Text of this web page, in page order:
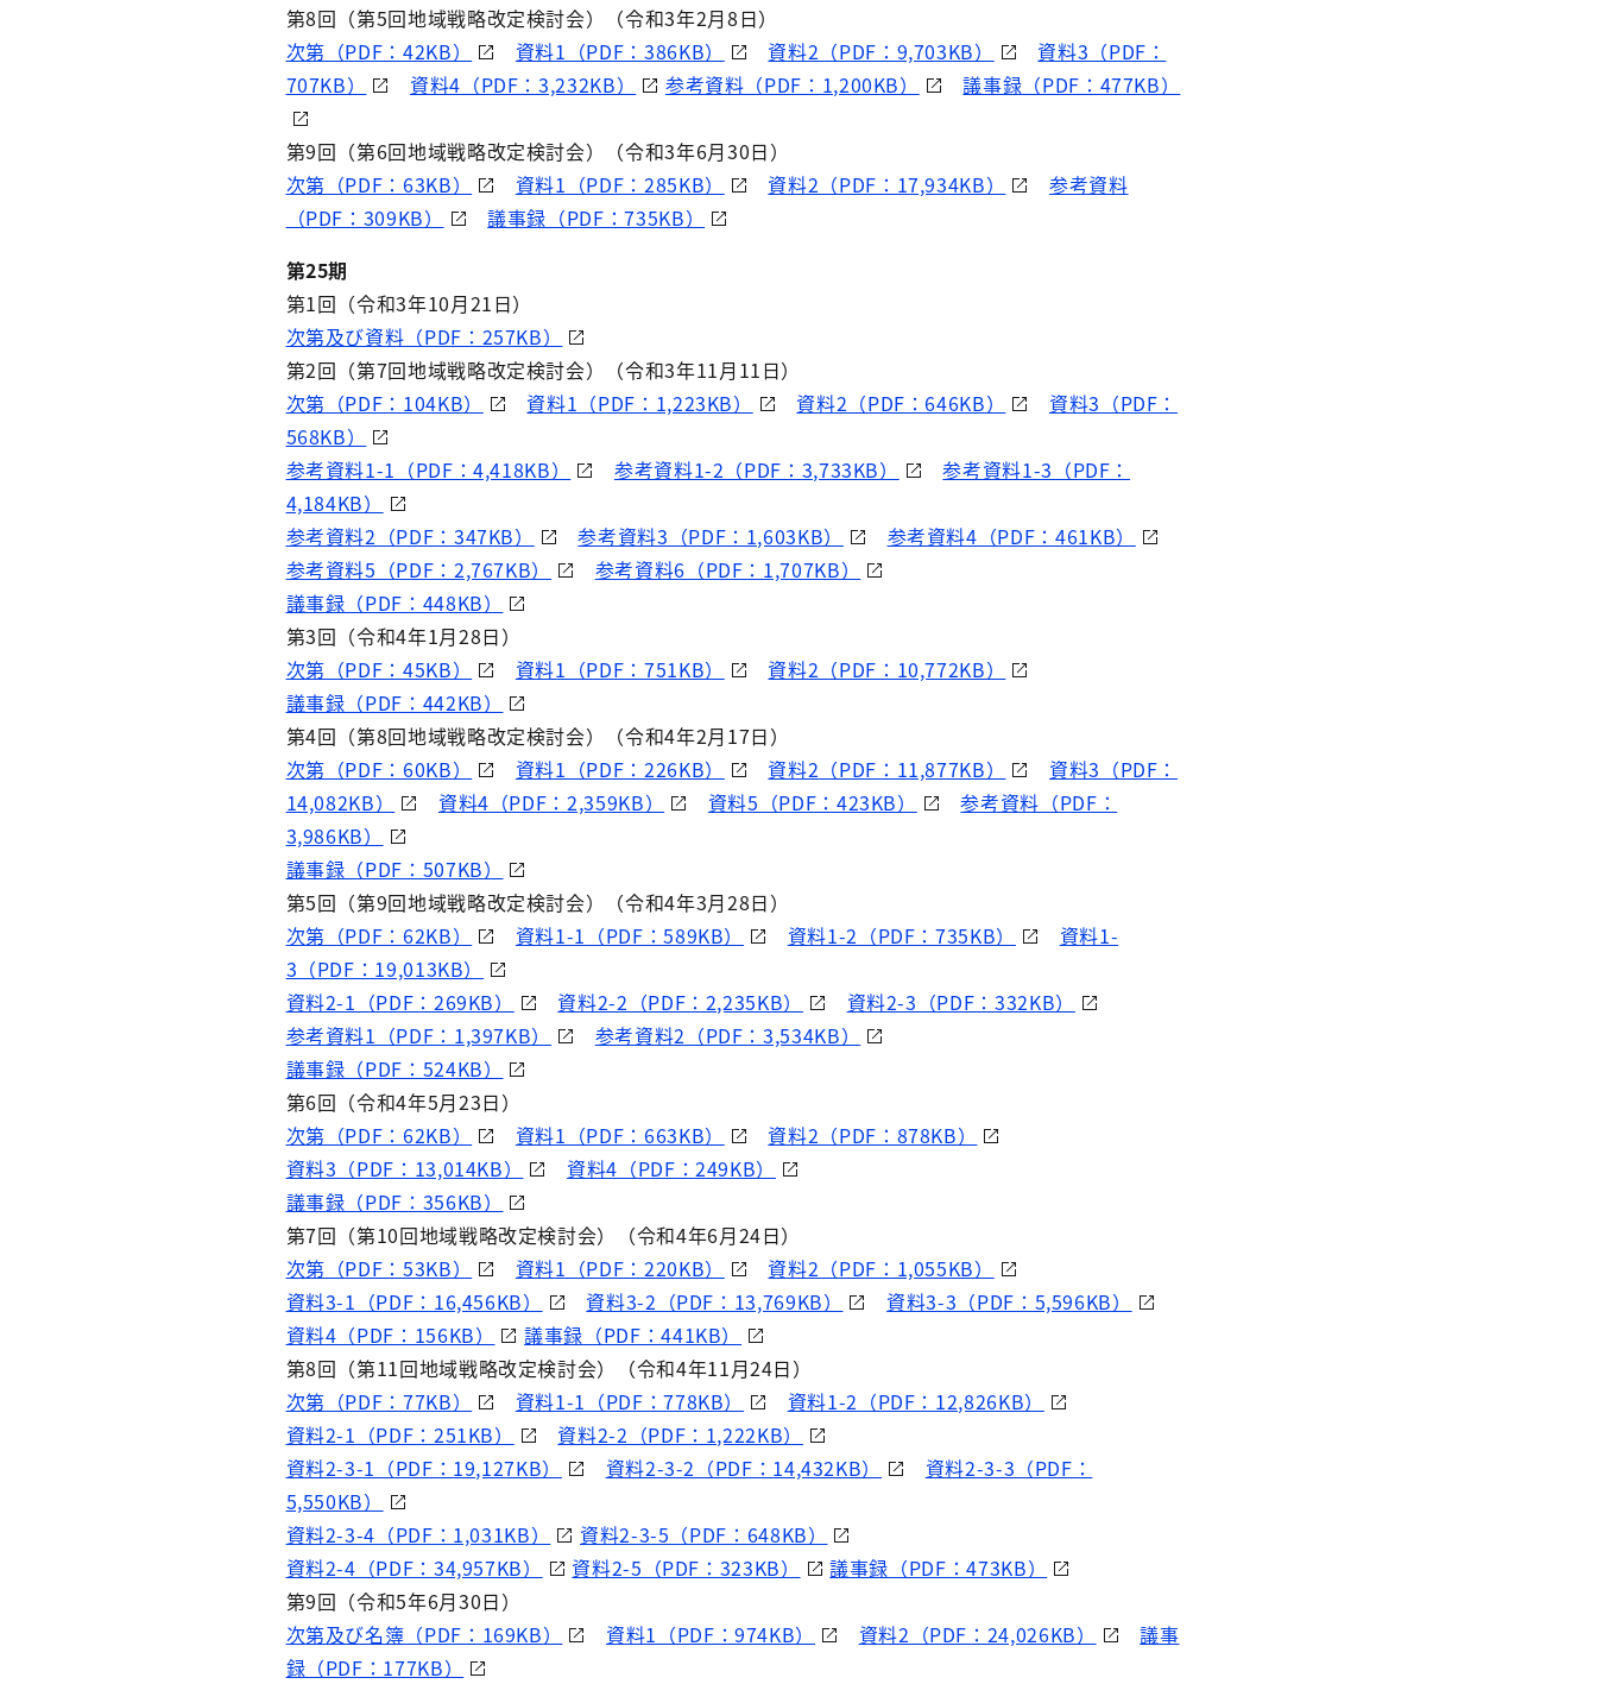
第8回（第5回地域戦略改定検討会）（令和3年2月8日）
次第（PDF：42KB）
資料1（PDF：386KB） 資料2（PDF：9,703KB）
資料3（PDF：
707KB）
資料4（PDF：3,232KB） 参考資料（PDF：1,200KB） 議事録（PDF：477KB）
第9回（第6回地域戦略改定検討会）（令和3年6月30日）
次第（PDF：63KB）
資料1（PDF：285KB） 資料2（PDF：17,934KB）
参考資料
（PDF：309KB）
議事録（PDF：735KB）
第25期
第1回（令和3年10月21日）
次第及び資料（PDF：257KB）
第2回（第7回地域戦略改定検討会）（令和3年11月11日）
次第（PDF：104KB）
資料1（PDF：1,223KB） 資料2（PDF：646KB）
資料3（PDF：
568KB）
参考資料1-1（PDF：4,418KB）
参考資料1-2（PDF：3,733KB）
参考資料1-3（PDF：
4,184KB）
参考資料2（PDF：347KB）
参考資料3（PDF：1,603KB）
参考資料4（PDF：461KB）
参考資料5（PDF：2,767KB）
参考資料6（PDF：1,707KB）
議事録（PDF：448KB）
第3回（令和4年1月28日）
次第（PDF：45KB）
資料1（PDF：751KB）
資料2（PDF：10,772KB）
議事録（PDF：442KB）
第4回（第8回地域戦略改定検討会）（令和4年2月17日）
次第（PDF：60KB）
資料1（PDF：226KB） 資料2（PDF：11,877KB）
資料3（PDF：
14,082KB）
資料4（PDF：2,359KB） 資料5（PDF：423KB）
参考資料（PDF：
3,986KB）
議事録（PDF：507KB）
第5回（第9回地域戦略改定検討会）（令和4年3月28日）
次第（PDF：62KB）
資料1-1（PDF：589KB） 資料1-2（PDF：735KB）
資料1-
3（PDF：19,013KB）
資料2-1（PDF：269KB）
資料2-2（PDF：2,235KB）
資料2-3（PDF：332KB）
参考資料1（PDF：1,397KB）
参考資料2（PDF：3,534KB）
議事録（PDF：524KB）
第6回（令和4年5月23日）
次第（PDF：62KB）
資料1（PDF：663KB）
資料2（PDF：878KB）
資料3（PDF：13,014KB）
資料4（PDF：249KB）
議事録（PDF：356KB）
第7回（第10回地域戦略改定検討会）（令和4年6月24日）
次第（PDF：53KB）
資料1（PDF：220KB）
資料2（PDF：1,055KB）
資料3-1（PDF：16,456KB）
資料3-2（PDF：13,769KB）
資料3-3（PDF：5,596KB）
資料4（PDF：156KB）
議事録（PDF：441KB）
第8回（第11回地域戦略改定検討会）（令和4年11月24日）
次第（PDF：77KB）
資料1-1（PDF：778KB）
資料1-2（PDF：12,826KB）
資料2-1（PDF：251KB）
資料2-2（PDF：1,222KB）
資料2-3-1（PDF：19,127KB）
資料2-3-2（PDF：14,432KB）
資料2-3-3（PDF：
5,550KB）
資料2-3-4（PDF：1,031KB）
資料2-3-5（PDF：648KB）
資料2-4（PDF：34,957KB）
資料2-5（PDF：323KB）
議事録（PDF：473KB）
第9回（令和5年6月30日）
次第及び名簿（PDF：169KB）
資料1（PDF：974KB） 資料2（PDF：24,026KB）
議事
録（PDF：177KB）